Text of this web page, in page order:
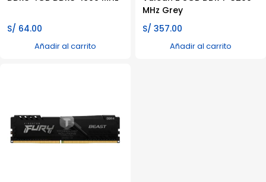
S/ 64.00
Añadir al carrito
MHz Grey
S/ 357.00
Añadir al carrito